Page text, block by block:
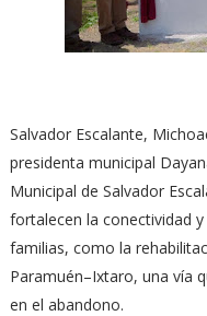
Salvador Escalante,
presidenta municipal
Municipal de Salvador
fortalecen la conectividad
familias, como la
Paramuén–Ixtaro, una vía
en el abandono.